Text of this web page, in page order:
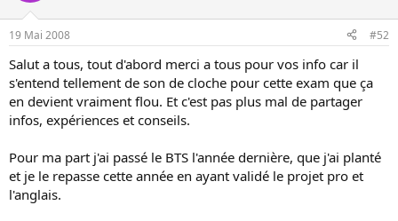
19 Mai 2008 #52
Salut a tous, tout d'abord merci a tous pour vos info car il
s'entend tellement de son de cloche pour cette exam que ça
en devient vraiment flou. Et c'est pas plus mal de partager
infos, expériences et conseils.
Pour ma part j'ai passé le BTS l'année dernière, que j'ai planté
et je le repasse cette année en ayant validé le projet pro et
l'anglais.